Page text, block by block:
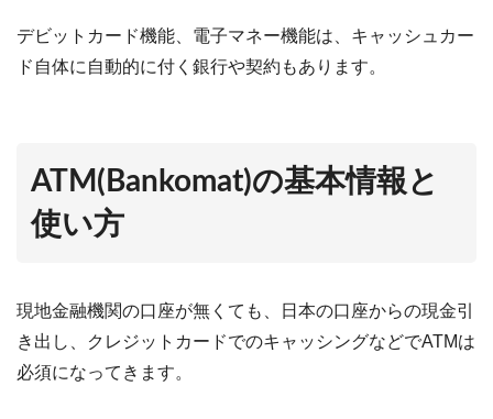
デビットカード機能、電子マネー機能は、キャッシュカー
ド自体に自動的に付く銀行や契約もあります。
ATM(Bankomat)の基本情報と
使い方
現地金融機関の口座が無くても、日本の口座からの現金引
き出し、クレジットカードでのキャッシングなどでATMは
必須になってきます。